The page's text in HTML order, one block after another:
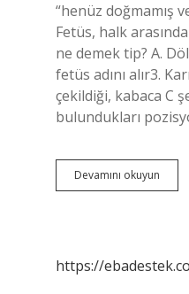
“henüz doğmamış
Fetüs, halk
ne demek tip? A.
fetüs adını alır3.
çekildiği, kabaca C
bulundukları
Devamını okuyun
Organı
https://